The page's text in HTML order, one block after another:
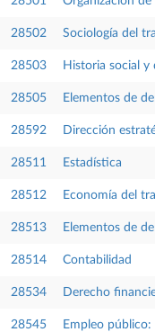
28502 Sociología del
28503 Historia social y
28505 Elementos de
28592 Dirección
28511 Estadística
28512 Economía del
28513 Elementos de
28514 Contabilidad
28534 Derecho
28545
Empleo público: